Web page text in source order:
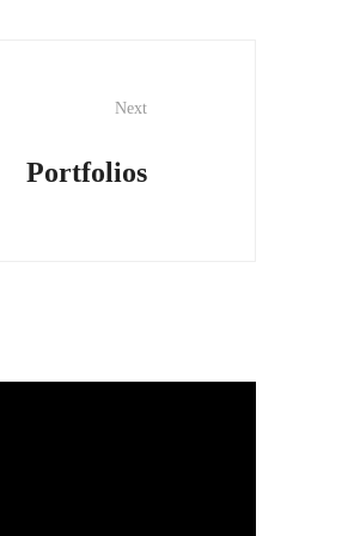
Next
Portfolios